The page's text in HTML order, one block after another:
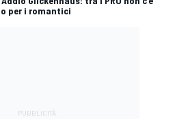
per i romantici